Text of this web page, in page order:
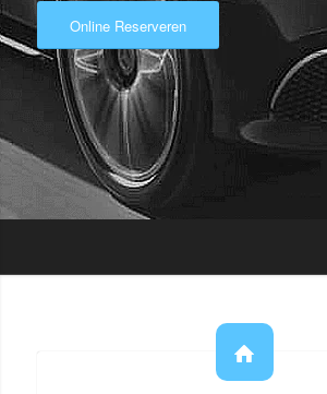
Online Reserveren